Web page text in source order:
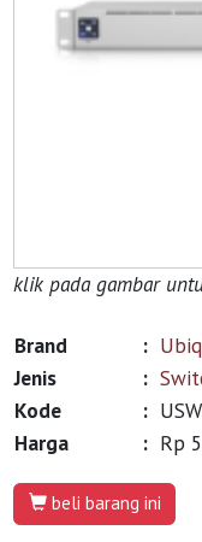
klik pada gambar
Brand :
Jenis
:
Kode
:
Harga
: Rp
beli barang ini